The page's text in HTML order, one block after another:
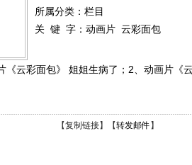
所属分类：栏目
关 键 字： 动画片 云彩面包
《云彩面包》 姐姐生病了；2、动画片《
【复制链接】【转发邮件 】